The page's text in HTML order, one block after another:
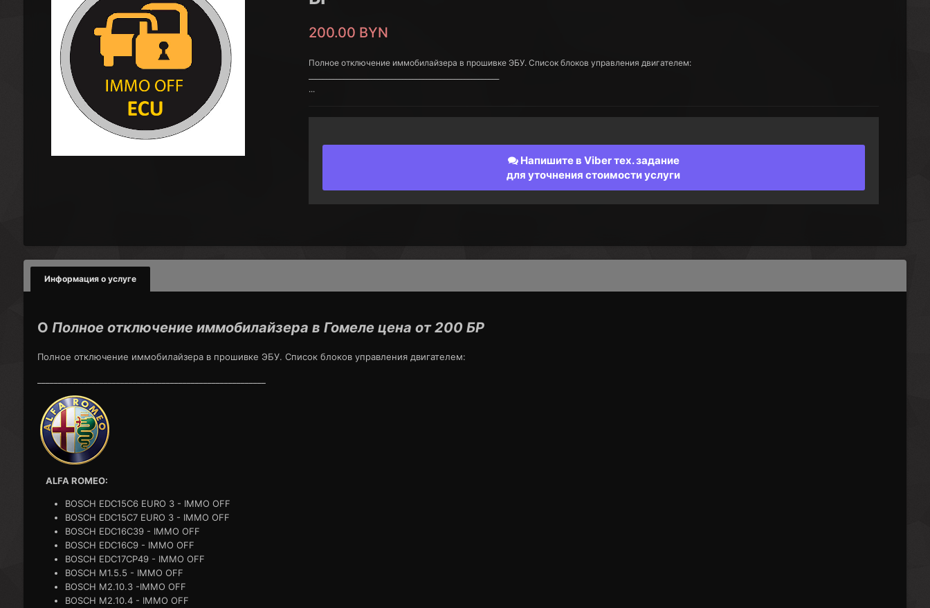
200.00 BYN
Полное отключение иммобилайзера в прошивке ЭБУ. Список блоков управления двигателем:
...
Напишите в Viber тех. задание
для уточнения стоимости услуги
Информация о услуге
О Полное отключение иммобилайзера в Гомеле цена от 200 БР
Полное отключение иммобилайзера в прошивке ЭБУ. Список блоков управления двигателем:
ALFA ROMEO:
BOSCH EDC15C6 EURO 3 - IMMO OFF
BOSCH EDC15C7 EURO 3 - IMMO OFF
BOSCH EDC16C39 - IMMO OFF
BOSCH EDC16C9 - IMMO OFF
BOSCH EDC17CP49 - IMMO OFF
BOSCH M1.5.5 - IMMO OFF
BOSCH M2.10.3 -IMMO OFF
BOSCH M2.10.4 - IMMO OFF